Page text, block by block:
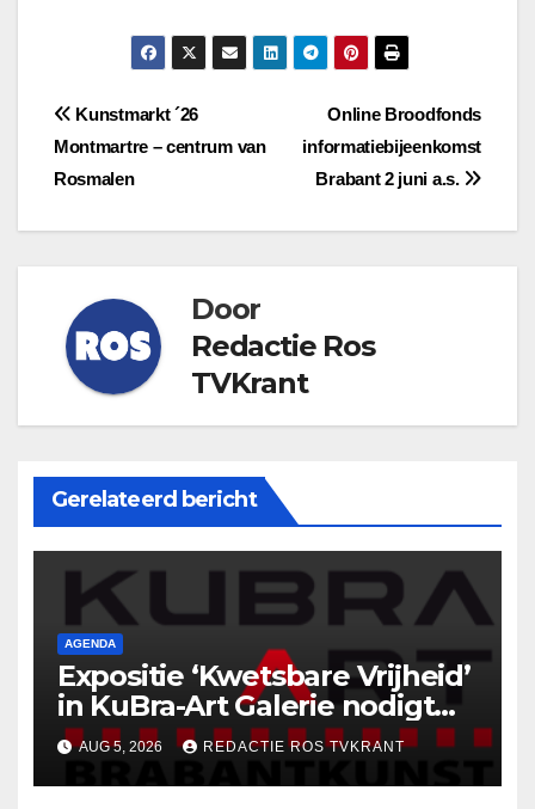
Bericht
navigatie
Online Broodfonds
informatiebijeenkomst
Brabant 2 juni a.s.
Kunstmarkt ´26
Montmartre – centrum van
Rosmalen
Door
Redactie Ros
TVKrant
Gerelateerd bericht
AGENDA
Expositie ‘Kwetsbare Vrijheid’
in KuBra-Art Galerie nodigt
uit tot ontmoeting en
reflectie
AUG 5, 2026 REDACTIE ROS TVKRANT